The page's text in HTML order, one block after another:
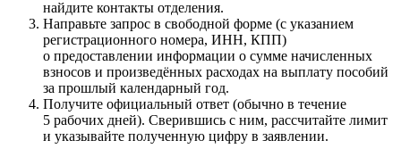
найдите контакты отделения.
Направьте запрос в свободной форме (с указанием
регистрационного номера, ИНН, КПП)
о предоставлении информации о сумме начисленных
взносов и произведённых расходах на выплату пособий
за прошлый календарный год.
Получите официальный ответ (обычно в течение
5 рабочих дней). Сверившись с ним, рассчитайте лимит
и указывайте полученную цифру в заявлении.